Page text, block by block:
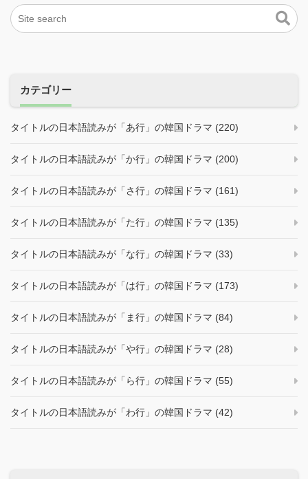
カテゴリー
タイトルの日本語読みが「あ行」の韓国ドラマ (220)
タイトルの日本語読みが「か行」の韓国ドラマ (200)
タイトルの日本語読みが「さ行」の韓国ドラマ (161)
タイトルの日本語読みが「た行」の韓国ドラマ (135)
タイトルの日本語読みが「な行」の韓国ドラマ (33)
タイトルの日本語読みが「は行」の韓国ドラマ (173)
タイトルの日本語読みが「ま行」の韓国ドラマ (84)
タイトルの日本語読みが「や行」の韓国ドラマ (28)
タイトルの日本語読みが「ら行」の韓国ドラマ (55)
タイトルの日本語読みが「わ行」の韓国ドラマ (42)